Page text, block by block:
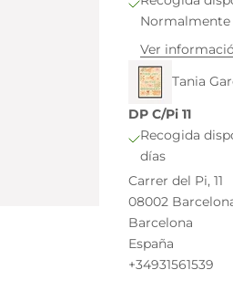
Normalmente
Ver
Tania
DP C/Pi 11
Recogida
días
Carrer del Pi, 11
08002
Barcelona
España
+34931561539